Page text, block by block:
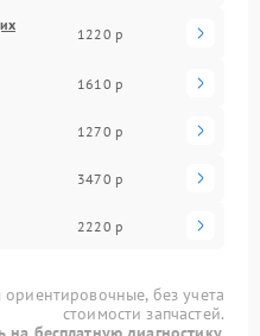
1220 р
1610 р
1270 р
3470 р
2220 р
без учета
стоимости запчастей.